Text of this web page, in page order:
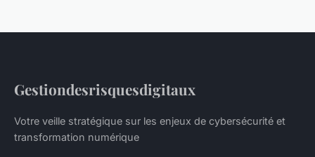
Gestiondesrisquesdigitaux
Votre veille stratégique sur les enjeux de cybersécurité et
transformation numérique